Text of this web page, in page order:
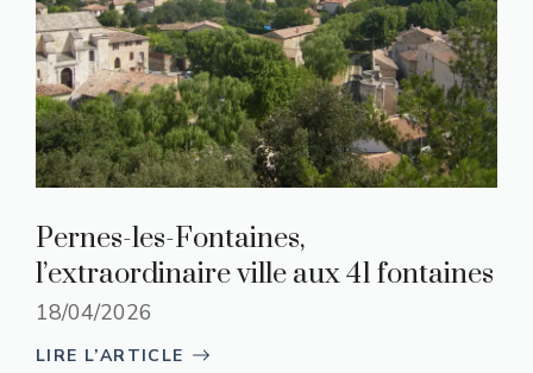
Pernes-les-Fontaines,
l’extraordinaire ville aux 41 fontaines
18/04/2026
LIRE L’ARTICLE